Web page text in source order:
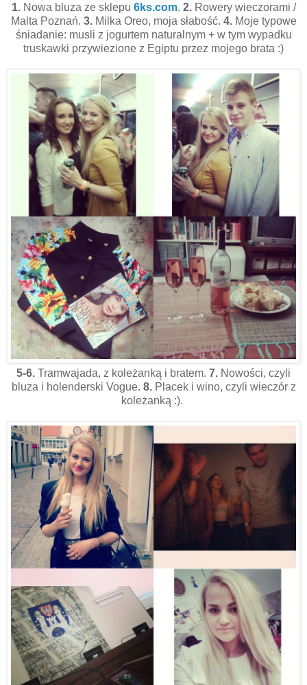
1.Nowa bluza ze sklepu 6ks.com. 2.Rowery wieczorami /
Malta Poznań. 3. Milka Oreo, moja słabość. 4. Moje typowe
śniadanie: musli z jogurtem naturalnym + w tym wypadku
truskawki przywiezione z Egiptu przez mojego brata :)
5-6. Tramwajada, z koleżanką i bratem. 7. Nowości, czyli
bluza i holenderski Vogue. 8. Placek i wino, czyli wieczór z
koleżanką :).